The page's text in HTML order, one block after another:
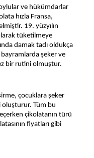
ve hükümdarlar
hızla Fransa,
19. yüzyılın
tüketilmeye
damak tadı oldukça
şeker ve
bir rutini olmuştur.
çocuklara şeker
oluşturur. Tüm bu
çikolatanın türü
fiyatları gibi